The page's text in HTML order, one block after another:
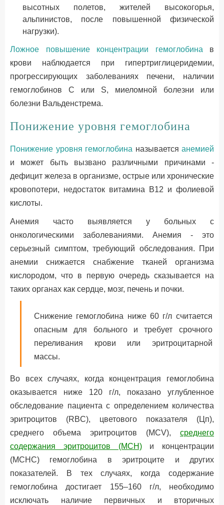
высотных полетов, жителей высокогорья,
альпинистов, после повышенной физической
нагрузки).
Ложное повышение концентрации гемоглобина в
крови наблюдается при гипертриглицеридемии,
прогрессирующих заболеваниях печени, наличии
гемоглобинов С или S, миеломной болезни или
болезни Вальденстрема.
Понижение уровня гемоглобина
Понижение уровня гемоглобина называется анемией
и может быть вызвано различными причинами -
дефицит железа в организме, острые или хронические
кровопотери, недостаток витамина В12 и фолиевой
кислоты.
Анемия часто выявляется у больных с
онкологическими заболеваниями. Анемия - это
серьезный симптом, требующий обследования. При
анемии снижается снабжение тканей организма
кислородом, что в первую очередь сказывается на
таких органах как сердце, мозг, печень и почки.
Снижение гемоглобина ниже 60 г/л считается
опасным для больного и требует срочного
переливания крови или эритроцитарной
массы.
Во всех случаях, когда концентрация гемоглобина
оказывается ниже 120 г/л, показано углубленное
обследование пациента с определением количества
эритроцитов (RBC), цветового показателя (Цп),
среднего объема эритроцитов (MCV), среднего
содержания эритроцитов (MCH)и концентрации
(MCHC) гемоглобина в эритроците и других
показателей. В тех случаях, когда содержание
гемоглобина достигает 155–160 г/л, необходимо
исключать наличие первичных и вторичных